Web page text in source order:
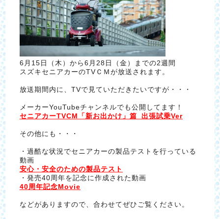
6月15日（木）から6月28日（金）までの2週間
スズキセニアカーのTVＣＭが放送されます。
放送期間内に、TVで見ていただきたいですが・・・
メーカーYouTubeチャンネルでも公開してます！
セニアカーTVCM「新お出かけ」篇_出張試乗Ver
その他にも・・・
・過酷な状況でセニアカーの製品テストを行っている
動画
安心・安全のための製品テスト
・発売40周年を記念に作成された動画
40周年記念Movie
などがありますので、合わせてぜひご覧ください。